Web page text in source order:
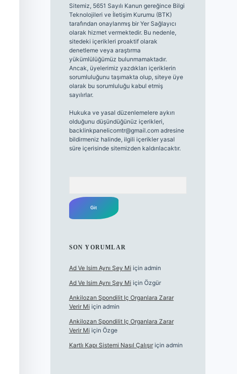
Sitemiz, 5651 Sayılı Kanun gereğince Bilgi
Teknolojileri ve İletişim Kurumu (BTK)
tarafından onaylanmış bir Yer Sağlayıcı
olarak hizmet vermektedir. Bu nedenle,
sitedeki içerikleri proaktif olarak
denetleme veya araştırma
yükümlülüğümüz bulunmamaktadır.
Ancak, üyelerimiz yazdıkları içeriklerin
sorumluluğunu taşımakta olup, siteye üye
olarak bu sorumluluğu kabul etmiş
sayılırlar.
Hukuka ve yasal düzenlemelere aykırı
olduğunu düşündüğünüz içerikleri,
backlinkpanelicomtr@gmail.comadresine
bildirmeniz halinde, ilgili içerikler yasal
süre içerisinde sitemizden kaldırılacaktır.
SON YORUMLAR
Ad Ve Isim Aynı Şey Mi için admin
Ad Ve Isim Aynı Şey Mi için Özgür
Ankilozan Spondilit Iç Organlara Zarar
Verir Mi için admin
Ankilozan Spondilit Iç Organlara Zarar
Verir Mi için Özge
Kartlı Kapı Sistemi Nasıl Çalışıriçin admin